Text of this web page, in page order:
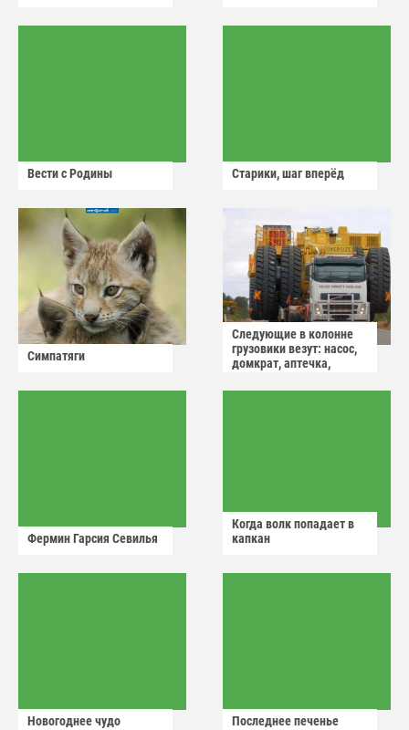
Вести с Родины Старики, шаг вперёд
Симпатяги
Следующие в колонне
грузовики везут: насос,
домкрат, аптечка,
Фермин Гарсия Севилья
Когда волк попадает в
капкан
Новогоднее чудо Последнее печенье